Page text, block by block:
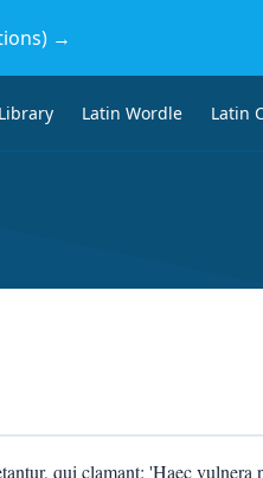
→
Library Latin Wordle Latin
qui clamant: 'Haec vulnera